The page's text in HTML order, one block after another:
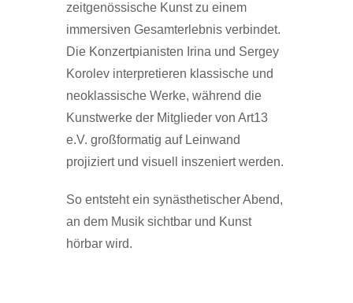
zeitgenössische Kunst zu einem
immersiven Gesamterlebnis verbindet.
Die Konzertpianisten Irina und Sergey
Korolev interpretieren klassische und
neoklassische Werke, während die
Kunstwerke der Mitglieder von Art13
e.V. großformatig auf Leinwand
projiziert und visuell inszeniert werden.
So entsteht ein synästhetischer Abend,
an dem Musik sichtbar und Kunst
hörbar wird.